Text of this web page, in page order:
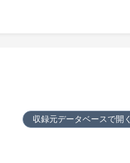
収録元データベースで開く